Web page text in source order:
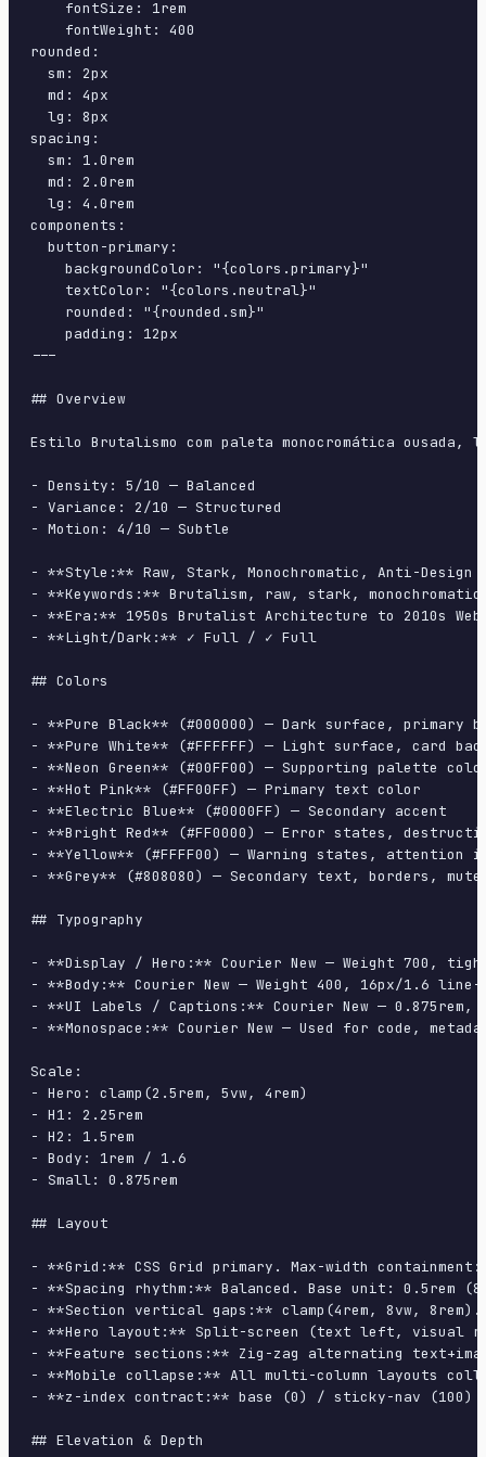
    fontSize: 1rem
    fontWeight: 400
rounded:
  sm: 2px
  md: 4px
  lg: 8px
spacing:
  sm: 1.0rem
  md: 2.0rem
  lg: 4.0rem
components:
  button-primary:
    backgroundColor: "{colors.primary}"
    textColor: "{colors.neutral}"
    rounded: "{rounded.sm}"
    padding: 12px
---
## Overview
Estilo Brutalismo com paleta monocromática
- Density: 5/10 — Balanced
- Variance: 2/10 — Structured
- Motion: 4/10 — Subtle
- **Style:** Raw, Stark, Monochromatic, Anti-Design
- **Keywords:** Brutalism, raw, stark,
- **Era:** 1950s Brutalist Architecture to 2010s
- **Light/Dark:** ✓ Full / ✓ Full
## Colors
- **Pure Black** (#000000) — Dark surface, primary
- **Pure White** (#FFFFFF) — Light surface, card
- **Neon Green** (#00FF00) — Supporting palette
- **Hot Pink** (#FF00FF) — Primary text color
- **Electric Blue** (#0000FF) — Secondary accent
- **Bright Red** (#FF0000) — Error states,
- **Yellow** (#FFFF00) — Warning states, attention
- **Grey** (#808080) — Secondary text, borders,
## Typography
- **Display / Hero:** Courier New — Weight 700,
- **Body:** Courier New — Weight 400, 16px/1.6
- **UI Labels / Captions:** Courier New —
- **Monospace:** Courier New — Used for code,
Scale:
- Hero: clamp(2.5rem, 5vw, 4rem)
- H1: 2.25rem
- H2: 1.5rem
- Body: 1rem / 1.6
- Small: 0.875rem
## Layout
- **Grid:** CSS Grid primary. Max-width
- **Spacing rhythm:** Balanced. Base unit: 0.5rem
- **Section vertical gaps:** clamp(4rem, 8vw, 8rem).
- **Hero layout:** Split-screen (text left, visual
- **Feature sections:** Zig-zag alternating
- **Mobile collapse:** All multi-column layouts
- **z-index contract:** base (0) / sticky-nav
## Elevation & Depth